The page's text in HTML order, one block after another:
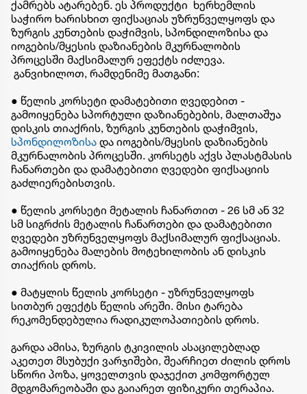
ქამრებს ატარებენ. ეს პროდუქტი ხერხემლის
საჭირო ხარისხით ფიქსაციას უზრუნველყოფს და
ზურგის კუნთების დაჭიმვის, სპონდილოზისა და
იოგების/მყესის დაზიანების მკურნალობის
პროცესში მაქსიმალურ ეფექტს იძლევა.
განვიხილოთ, რამდენიმე მათგანი:
● წელის კორსეტი დამატებითი ღვედებით -
გამოიყენება სპორტული დაზიანებების, მალთაშუა
დისკის თიაქრის, ზურგის კუნთების დაჭიმვის,
სპონდილოზისა და იოგების/მყესის დაზიანების
მკურნალობის პროცესში. კორსეტს აქვს პლასტმასის
ჩანართები და დამატებითი ღვედები ფიქსაციის
გაძლიერებისთვის.
● წელის კორსეტი მეტალის ჩანართით - 26 სმ ან 32
სმ სიგრძის მეტალის ჩანართები და დამატებითი
ღვედები უზრუნველყოფს მაქსიმალურ ფიქსაციას.
გამოიყენება მალების მოტეხილობის ან დისკის
თიაქრის დროს.
● მატყლის წელის კორსეტი - უზრუნველყოფს
სითბურ ეფექტს წელის არეში. მისი ტარება
რეკომენდებულია რადიკულოპათიების დროს.
გარდა ამისა, ზურგის ტკივილის ასაცილებლად
აკეთეთ მსუბუქი ვარჯიშები, შეარჩიეთ ძილის დროს
სწორი პოზა, ყოველთვის დაჯექით კომფორტულ
მდგომარეობაში და გაიარეთ ფიზიკური თერაპია.